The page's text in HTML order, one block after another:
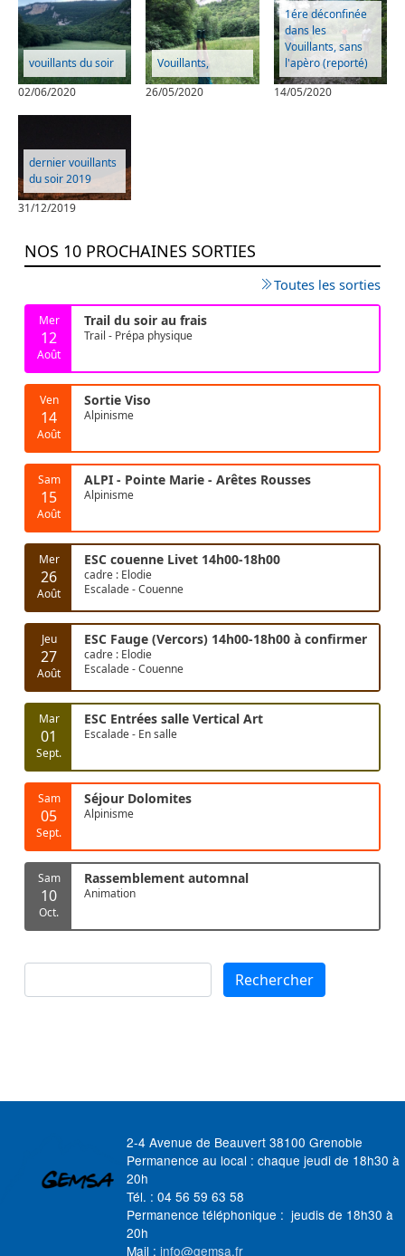
vouillants du soir
02/06/2020
Vouillants,
26/05/2020
1ére déconfinée
dans les
Vouillants, sans
l'apèro (reporté)
14/05/2020
dernier vouillants
du soir 2019
31/12/2019
NOS 10 PROCHAINES SORTIES
Toutes les sorties
Mer
12
Août
Trail du soir au frais
Trail - Prépa physique
Ven
14
Août
Sortie Viso
Alpinisme
Sam
15
Août
ALPI - Pointe Marie - Arêtes Rousses
Alpinisme
Mer
26
Août
ESC couenne Livet 14h00-18h00
cadre : Elodie
Escalade - Couenne
Jeu
27
Août
ESC Fauge (Vercors) 14h00-18h00 à confirmer
cadre : Elodie
Escalade - Couenne
Mar
01
Sept.
ESC Entrées salle Vertical Art
Escalade - En salle
Sam
05
Sept.
Séjour Dolomites
Alpinisme
Sam
10
Oct.
Rassemblement automnal
Animation
Rechercher Rechercher
2-4 Avenue de Beauvert 38100 Grenoble
Permanence au local : chaque jeudi de 18h30 à
20h
Tél. : 04 56 59 63 58
Permanence téléphonique : jeudis de 18h30 à
20h
Mail : info@gemsa.fr